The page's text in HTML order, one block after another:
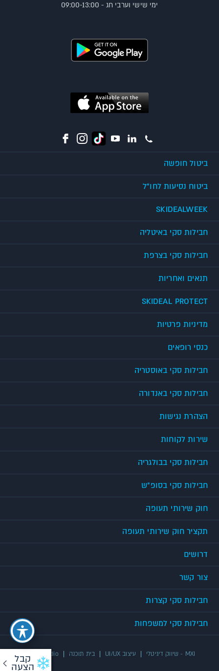
קבל
הצעה
ימי שישי וערבי חג - 09:00-13:00
ביטול חופשה
ביטוח נסיעות לחו"ל
SKIDEALWEEK
חבילות סקי באיטליה
חבילות סקי בצרפת
תנאים ואחריות
SKIDEAL PROTECT
מדיניות פרטיות
כנסי רופאים
חבילות סקי באוסטריה
חבילות סקי באנדורה
הצהרת נגישות
שירות לקוחות
חבילות סקי בבולגריה
חבילות סקי בסופ"ש
חוק שירותי תעופה
תקציר חוק שירותי תעופה
דרושים
צור קשר
חבילות סקי קצרות
חבילות סקי למשפחות
UX/UI Studio בית תוכנה עיצוב UI/UX MXI - שיווק דיגיטלי